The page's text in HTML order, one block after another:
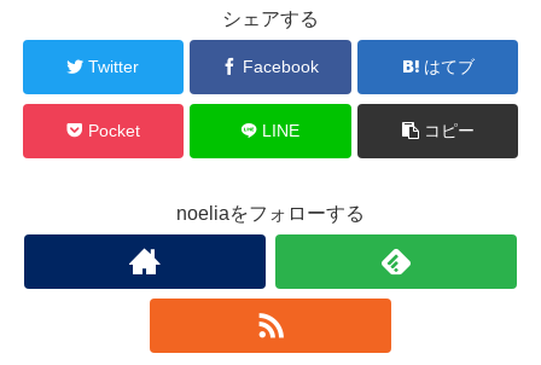
シェアする
Twitter Facebook はてブ
Pocket LINE コピー
noeliaをフォローする